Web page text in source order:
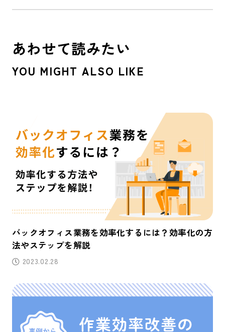
あわせて読みたい
YOU MIGHT ALSO LIKE
バックオフィス業務を効率化するには？効率化の方
法やステップを解説
2023.02.28